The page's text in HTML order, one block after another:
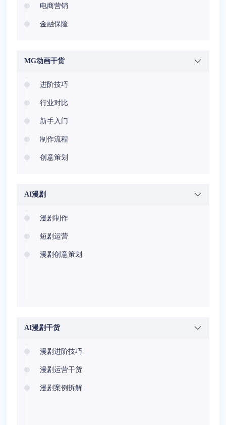
电商营销
金融保险
安全教育
MG动画干货
进阶技巧
行业对比
新手入门
制作流程
创意策划
AI漫剧
漫剧制作
短剧运营
漫剧创意策划
AI漫剧干货
漫剧进阶技巧
漫剧运营干货
漫剧案例拆解